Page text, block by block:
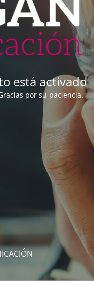
está activado
por su paciencia.